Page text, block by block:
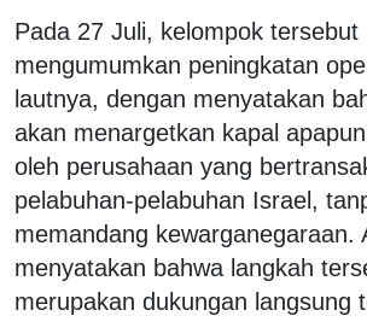
Pada 27 Juli, kelompok tersebut
mengumumkan peningkatan
lautnya, dengan menyatakan
akan menargetkan kapal
oleh perusahaan yang
pelabuhan-pelabuhan Israel,
memandang kewarganegaraan.
menyatakan bahwa langkah
merupakan dukungan langsung